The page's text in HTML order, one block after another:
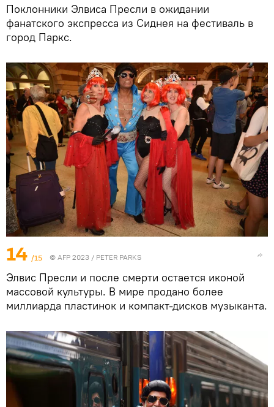
Поклонники Элвиса Пресли в ожидании
фанатского экспресса из Сиднея на фестиваль в
город Паркс.
14 /15 © AFP 2023 / PETER PARKS
Элвис Пресли и после смерти остается иконой
массовой культуры. В мире продано более
миллиарда пластинок и компакт-дисков музыканта.